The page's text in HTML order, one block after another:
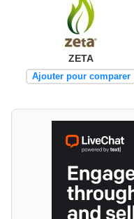
ZETA
Ajouter pour comparer